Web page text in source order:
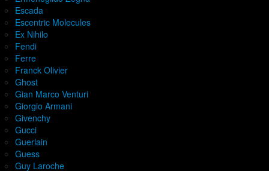
Escada
Escentric Molecules
Ex Nihilo
Fendi
Ferre
Franck Olivier
Ghost
Gian Marco Venturi
Giorgio Armani
Givenchy
Gucci
Guerlain
Guess
Guy Laroche